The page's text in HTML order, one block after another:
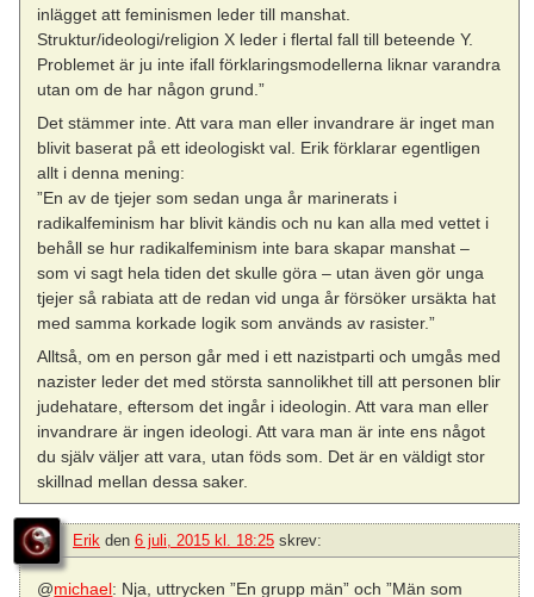
inlägget att feminismen leder till manshat.
Struktur/ideologi/religion X leder i flertal fall till beteende Y.
Problemet är ju inte ifall förklaringsmodellerna liknar varandra
utan om de har någon grund.”
Det stämmer inte. Att vara man eller invandrare är inget man
blivit baserat på ett ideologiskt val. Erik förklarar egentligen
allt i denna mening:
”En av de tjejer som sedan unga år marinerats i
radikalfeminism har blivit kändis och nu kan alla med vettet i
behåll se hur radikalfeminism inte bara skapar manshat –
som vi sagt hela tiden det skulle göra – utan även gör unga
tjejer så rabiata att de redan vid unga år försöker ursäkta hat
med samma korkade logik som används av rasister.”
Alltså, om en person går med i ett nazistparti och umgås med
nazister leder det med största sannolikhet till att personen blir
judehatare, eftersom det ingår i ideologin. Att vara man eller
invandrare är ingen ideologi. Att vara man är inte ens något
du själv väljer att vara, utan föds som. Det är en väldigt stor
skillnad mellan dessa saker.
Erik den 6 juli, 2015 kl. 18:25 skrev:
@michael: Nja, uttrycken ”En grupp män” och ”Män som